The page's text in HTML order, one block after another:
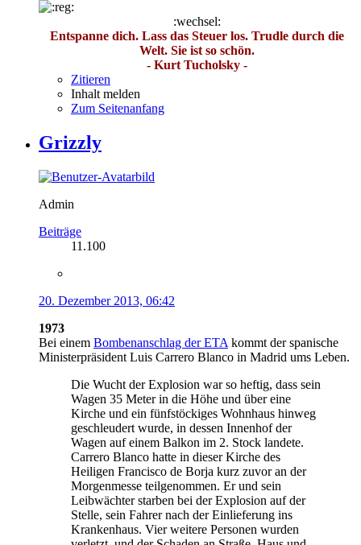
:wechsel:
Entspanne dich. Lass das Steuer los. Trudle durch die
Welt. Sie ist so schön.
- Kurt Tucholsky -
Zitieren
Inhalt melden
Zum Seitenanfang
Grizzly
Admin
Beiträge
11.100
20. Dezember 2013, 06:42
1973
Bei einem Bombenanschlag der ETA kommt der spanische
Ministerpräsident Luis Carrero Blanco in Madrid ums Leben.
Die Wucht der Explosion war so heftig, dass sein
Wagen 35 Meter in die Höhe und über eine
Kirche und ein fünfstöckiges Wohnhaus hinweg
geschleudert wurde, in dessen Innenhof der
Wagen auf einem Balkon im 2. Stock landete.
Carrero Blanco hatte in dieser Kirche des
Heiligen Francisco de Borja kurz zuvor an der
Morgenmesse teilgenommen. Er und sein
Leibwächter starben bei der Explosion auf der
Stelle, sein Fahrer nach der Einlieferung ins
Krankenhaus. Vier weitere Personen wurden